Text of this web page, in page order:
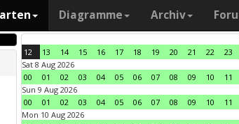
Diagramme Archiv
12 13 14 15 16 17 18 19 20 21 22
23
Sat 8 Aug 2026
00
01 02 03 04 05 06 07 08 09 10 11
Sun 9 Aug 2026
00
01 02 03 04 05 06 07 08 09 10 11
Mon 10 Aug 2026